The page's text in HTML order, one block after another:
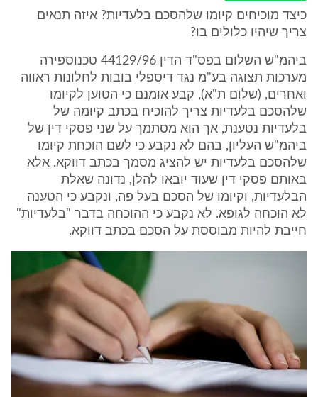
כיצד מוכיחים קיומו שלהסכם בלעדיות? איזה תנאים
צריך שיהיו כלולים בו?
ביהמ"ש השלום בפס"ד הדין 44129/96 טכנוספירה
מערכות תצוגה בע"מ נגד דיספלי בובות לחלונות ראווה
ואחרים, (שלום ת"א), קבע אומנם כי הטוען לקיומו
שלהסכם בלעדיות צריך להוכיח בכתב קיומה של
בלעדיות נטענת, אך הוא מסתמך על שני פסקי דין של
ביהמ"ש העליון, בהם לא נקבע כי לשם הוכחת קיומו
שלהסכם בלעדיות יש להציג מסמך בכתב דווקא. אלא
באותם פסקי דין שעוד יובאו להלן, נדונה שאלת
הבלעדיות, וקיומו של הסכם בעל פה, ונקבע כי הטענה
לא הוכחה לגופא. לא נקבע כי ההוכחה בדבר "בלעדיות"
חייבת להיות מבוססת על הסכם בכתב דווקא.